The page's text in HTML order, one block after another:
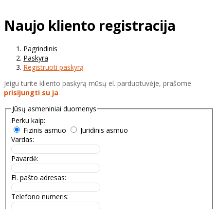
Naujo kliento registracija
Pagrindinis
Paskyra
Registruoti paskyrą
Jeigu turite kliento paskyrą mūsų el. parduotuvėje, prašome
prisijungti su ja.
Jūsų asmeniniai duomenys
Perku kaip:
Fizinis asmuo
Juridinis asmuo
Vardas:
Pavardė:
El. pašto adresas:
Telefono numeris: